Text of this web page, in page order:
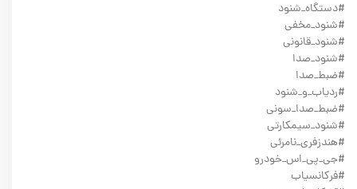
#دستگاه_شنود
#شنود_مخفی
#شنود_قانونی
#شنود_صدا
#ضبط_صدا
#ردیاب_و_شنود
#ضبط_صدا_سونی
#شنود_سیمکارتی
#هندزفری_نامرئی
#جی_پی_اس_خودرو
#فرکانسیاب